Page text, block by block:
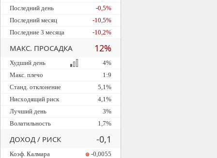
Последний день
-0,5%
Последний месяц
-10,5%
Последние 3 месяца
-10,2%
МАКС. ПРОСАДКА 12%
Худший день
4%
Макс. плечо
1:9
Станд. отклонение
5,1%
Нисходящий риск
4,1%
Лучший день
3%
Волатильность
1,7%
ДОХОД / РИСК -0,1
Коэф. Калмара
-0,0055